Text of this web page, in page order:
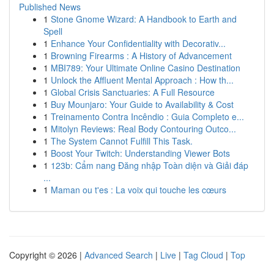
Published News
1 Stone Gnome Wizard: A Handbook to Earth and
Spell
1 Enhance Your Confidentiality with Decorativ...
1 Browning Firearms : A History of Advancement
1 MBI789: Your Ultimate Online Casino Destination
1 Unlock the Affluent Mental Approach : How th...
1 Global Crisis Sanctuaries: A Full Resource
1 Buy Mounjaro: Your Guide to Availability & Cost
1 Treinamento Contra Incêndio : Guia Completo e...
1 Mitolyn Reviews: Real Body Contouring Outco...
1 The System Cannot Fulfill This Task.
1 Boost Your Twitch: Understanding Viewer Bots
1 123b: Cẩm nang Đăng nhập Toàn diện và Giải đáp
...
1 Maman ou t'es : La voix qui touche les cœurs
Copyright © 2026 | Advanced Search | Live | Tag Cloud | Top